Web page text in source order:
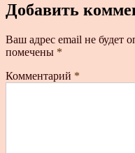
Добавить
Ваш адрес email не будет
помечены *
Комментарий *